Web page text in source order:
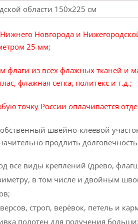
области 150х225 см
Новгорода и
25 мм;
флаги из всех флажных тканей и
флажная сетка, политекс и т.д.;
точку России оплачивается
швейно-клеевой
продлить
все виды креплений (древо,
в том числе и двойным
строп, верёвок, петель и
полотен для получения